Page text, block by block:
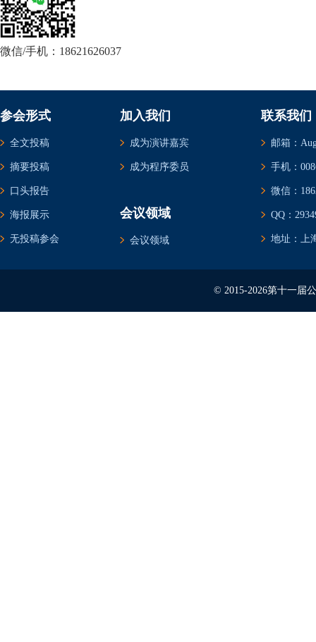
微信/手机：18621626037
参会形式
全文投稿
摘要投稿
口头报告
海报展示
无投稿参会
加入我们
成为演讲嘉宾
成为程序委员
会议领域
会议领域
联系我们
邮箱：
手机：
微信：
QQ：
地址：上
© 2015-2026第十一届